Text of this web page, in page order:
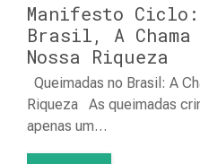
Manifesto Ciclo:
Brasil, A
Nossa Riqueza
Queimadas no Brasil: A
Riqueza As queimadas
apenas um…